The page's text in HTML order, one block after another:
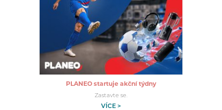
PLANEO startuje akční týdny
Zastavte se.
VÍCE >